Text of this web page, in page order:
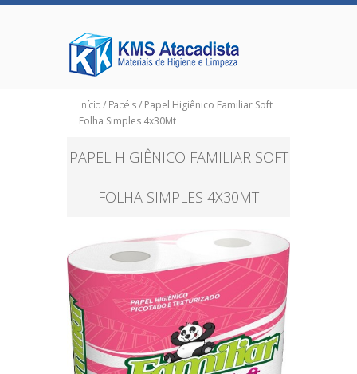
Início/ Papéis/ Papel Higiênico Familiar Soft
Folha Simples 4x30Mt
PAPEL HIGIÊNICO FAMILIAR SOFT
FOLHA SIMPLES 4X30MT